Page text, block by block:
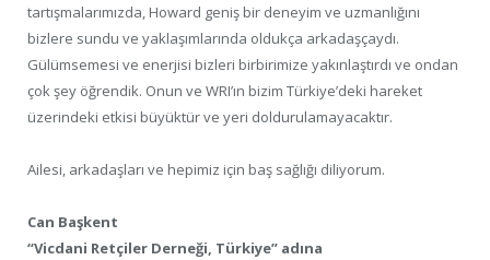
tartışmalarımızda, Howard geniş bir deneyim ve uzmanlığını
bizlere sundu ve yaklaşımlarında oldukça arkadaşçaydı.
Gülümsemesi ve enerjisi bizleri birbirimize yakınlaştırdı ve ondan
çok şey öğrendik. Onun ve WRI’ın bizim Türkiye’deki hareket
üzerindeki etkisi büyüktür ve yeri doldurulamayacaktır.
Ailesi, arkadaşları ve hepimiz için baş sağlığı diliyorum.
Can Başkent
“Vicdani Retçiler Derneği, Türkiye” adına